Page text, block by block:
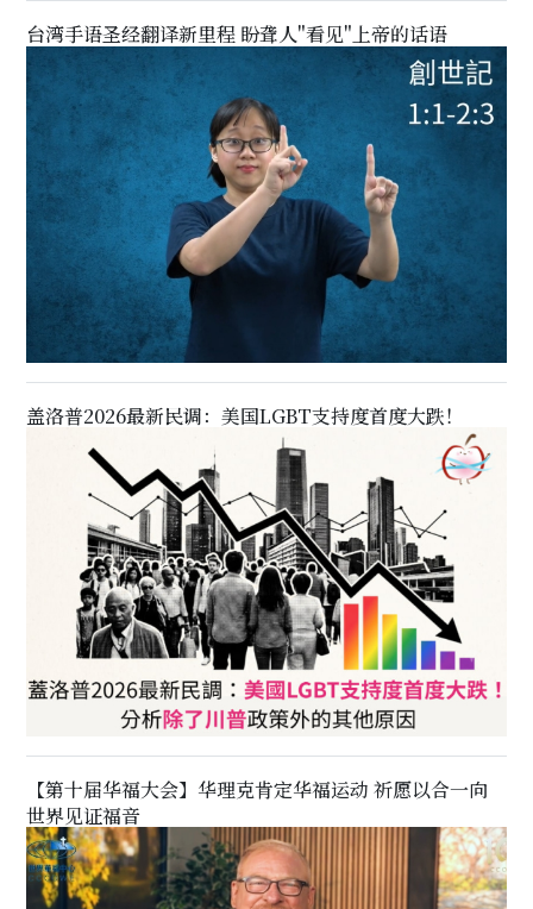
台湾手语圣经翻译新里程 盼聋人"看见"上帝的话语
盖洛普2026最新民调：美国LGBT支持度首度大跌！
【第十届华福大会】华理克肯定华福运动 祈愿以合一向
世界见证福音